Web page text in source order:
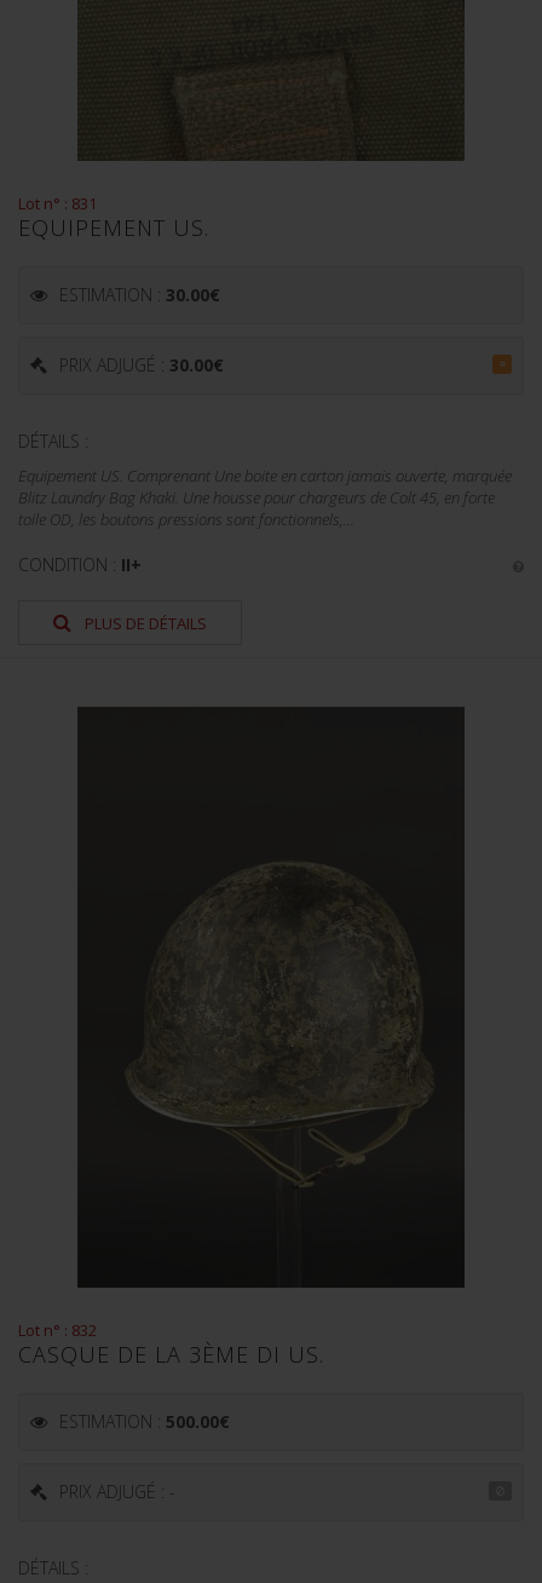
Lot n° : 831
EQUIPEMENT US.
ESTIMATION : 30.00€
PRIX ADJUGÉ : 30.00€ =
DÉTAILS :
Equipement US. Comprenant Une boite en carton jamais ouverte, marquée
Blitz Laundry Bag Khaki. Une housse pour chargeurs de Colt 45, en forte
toile OD, les boutons pressions sont fonctionnels,...
CONDITION : II+
PLUS DE DÉTAILS
Lot n° : 832
CASQUE DE LA 3ÈME DI US.
ESTIMATION : 500.00€
PRIX ADJUGÉ : -
DÉTAILS :